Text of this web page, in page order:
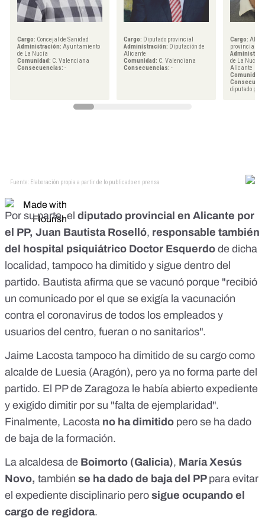
Por su parte, el diputado provincial en Alicante por
el PP, Juan Bautista Roselló, responsable también
del hospital psiquiátrico Doctor Esquerdo de dicha
localidad, tampoco ha dimitido y sigue dentro del
partido. Bautista afirma que se vacunó porque "recibió
un comunicado por el que se exigía la vacunación
contra el coronavirus de todos los empleados y
usuarios del centro, fueran o no sanitarios".
Jaime Lacosta tampoco ha dimitido de su cargo como
alcalde de Luesia (Aragón), pero ya no forma parte del
partido. El PP de Zaragoza le había abierto expediente
y exigido dimitir por su "falta de ejemplaridad".
Finalmente, Lacosta no ha dimitido pero se ha dado
de baja de la formación.
La alcaldesa de Boimorto (Galicia), María Xesús
Novo, también se ha dado de baja del PP para evitar
el expediente disciplinario pero sigue ocupando el
cargo de regidora.